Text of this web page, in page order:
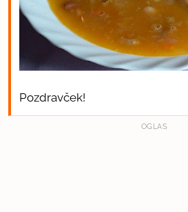
Pozdravček!
OGLAS